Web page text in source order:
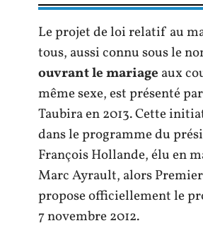
Le projet de loi relatif au
tous, aussi connu sous le
ouvrant le mariage aux
même sexe, est présenté
Taubira en 2013. Cette
dans le programme du
François Hollande, élu en
Marc Ayrault, alors
propose officiellement le
7 novembre 2012.